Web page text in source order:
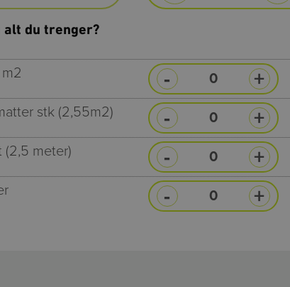
alt du trenger?
- +
stk (2,55m2) - +
(2,5 meter) - +
- +